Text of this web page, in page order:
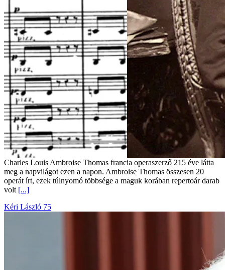
Charles Louis Ambroise Thomas francia operaszerző 215 éve látta
meg a napvilágot ezen a napon. Ambroise Thomas összesen 20
operát írt, ezek túlnyomó többsége a maguk korában repertoár darab
volt [...]
Kéri László 75